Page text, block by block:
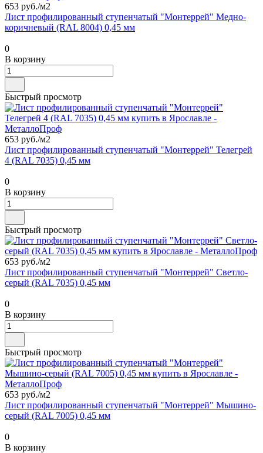
653 руб./м2
Лист профилированный ступенчатый "Монтеррей" Медно-
коричневый (RAL 8004) 0,45 мм
0
В корзину
Быстрый просмотр
653 руб./м2
Лист профилированный ступенчатый "Монтеррей" Телегрей
4 (RAL 7035) 0,45 мм
0
В корзину
Быстрый просмотр
653 руб./м2
Лист профилированный ступенчатый "Монтеррей" Светло-
серый (RAL 7035) 0,45 мм
0
В корзину
Быстрый просмотр
653 руб./м2
Лист профилированный ступенчатый "Монтеррей" Мышино-
серый (RAL 7005) 0,45 мм
0
В корзину